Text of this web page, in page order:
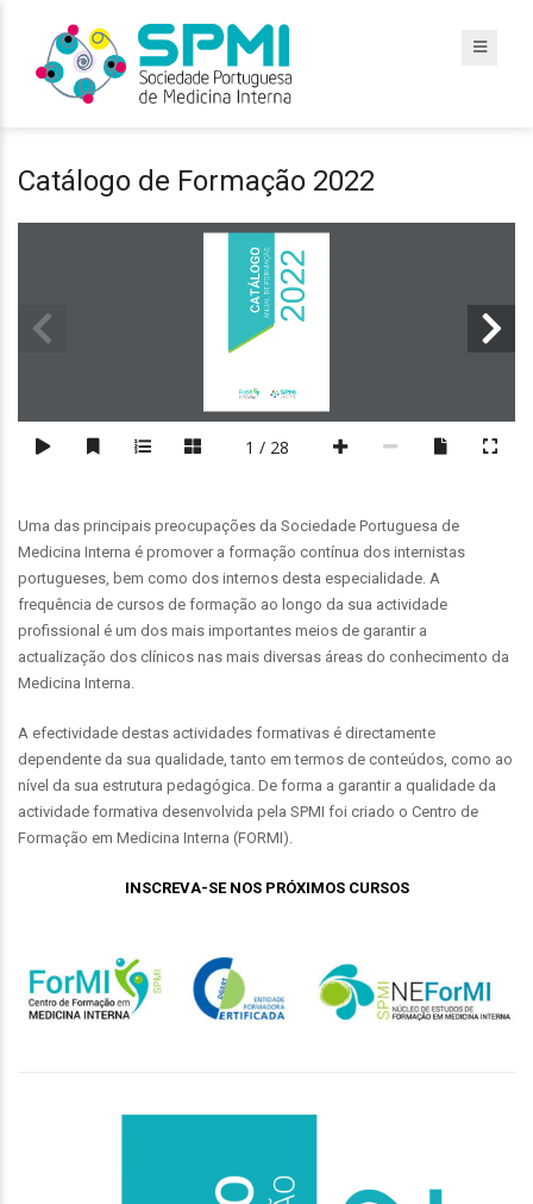
Catálogo de Formação 2022
2021
2021
2022
1 / 28
Uma das principais preocupações da Sociedade Portuguesa de
Medicina Interna é promover a formação contínua dos internistas
portugueses, bem como dos internos desta especialidade. A
frequência de cursos de formação ao longo da sua actividade
profissional é um dos mais importantes meios de garantir a
actualização dos clínicos nas mais diversas áreas do conhecimento da
Medicina Interna.
A efectividade destas actividades formativas é directamente
dependente da sua qualidade, tanto em termos de conteúdos, como ao
nível da sua estrutura pedagógica. De forma a garantir a qualidade da
actividade formativa desenvolvida pela SPMI foi criado o Centro de
Formação em Medicina Interna (FORMI).
INSCREVA-SE NOS PRÓXIMOS CURSOS